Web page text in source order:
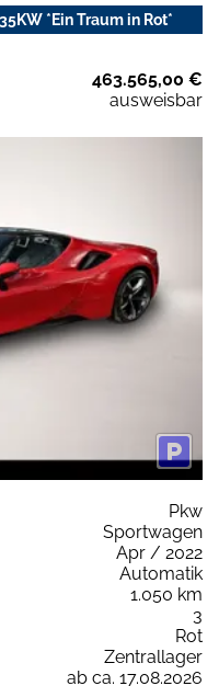
*Ein Traum in Rot*
463.565,00 €
ausweisbar
Pkw
Sportwagen
Apr / 2022
Automatik
1.050 km
3
Rot
Zentrallager
ab ca. 17.08.2026